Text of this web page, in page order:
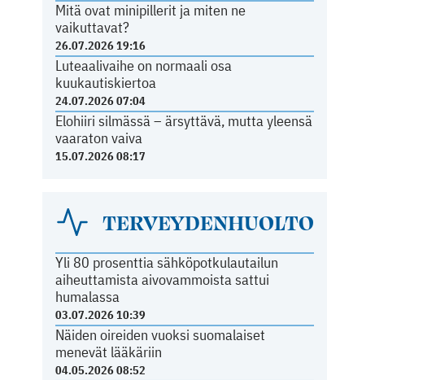
Mitä ovat minipillerit ja miten ne
vaikuttavat?
26.07.2026 19:16
Luteaalivaihe on normaali osa
kuukautiskiertoa
24.07.2026 07:04
Elohiiri silmässä – ärsyttävä, mutta yleensä
vaaraton vaiva
15.07.2026 08:17
TERVEYDENHUOLTO
Yli 80 prosenttia sähköpotkulautailun
aiheuttamista aivovammoista sattui
humalassa
03.07.2026 10:39
Näiden oireiden vuoksi suomalaiset
menevät lääkäriin
04.05.2026 08:52